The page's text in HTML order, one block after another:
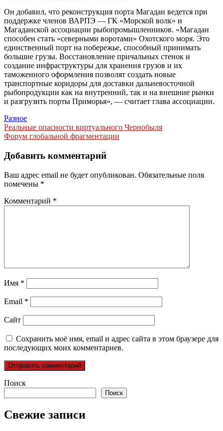
Он добавил, что реконструкция порта Магадан ведется при
поддержке членов ВАРПЭ — ГК «Морской волк» и
Магаданской ассоциации рыбопромышленников. «Магадан
способен стать «северными воротами» Охотского моря. Это
единственный порт на побережье, способный принимать
большие грузы. Восстановление причальных стенок и
создание инфраструктуры для хранения грузов и их
таможенного оформления позволят создать новые
транспортные коридоры для доставки дальневосточной
рыбопродукции как на внутренний, так и на внешние рынки
и разгрузить порты Приморья», — считает глава ассоциации.
Разное
Навигация
по
записям
Реальные опасности виртуального Чернобыля
Форум глобальной фрагментации
Добавить комментарий
Ваш адрес email не будет опубликован. Обязательные поля
помечены *
Комментарий *
Имя *
Email *
Сайт
Сохранить моё имя, email и адрес сайта в этом браузере для
последующих моих комментариев.
Поиск
Поиск
Свежие записи